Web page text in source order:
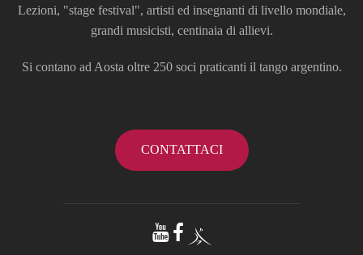
Lezioni, "stage festival", artisti ed insegnanti di livello mondiale,
grandi musicisti, centinaia di allievi.
Si contano ad Aosta oltre 250 soci praticanti il tango argentino.
CONTATTACI